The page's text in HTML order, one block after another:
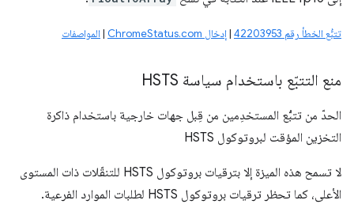
تتبُّع الخطأ رقم 42203953 |إدخال ChromeStatus.com |المواصفات
منع التتبّع باستخدام سياسة HSTS
الحدّ من تتبُّع المستخدِمين من قِبل جهات خارجية باستخدام ذاكرة
التخزين المؤقت لبروتوكول HSTS
لا تسمح هذه الميزة إلا بترقيات بروتوكول HSTS للتنقّلات ذات المستوى
الأعلى، كما تحظر ترقيات بروتوكول HSTS لطلبات الموارد الفرعية.